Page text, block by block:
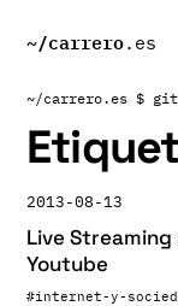
~/carrero.es
~/carrero.es $
2013-08-13
Live
Youtube
#internet-y-